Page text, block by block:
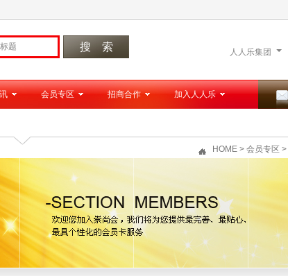
人人乐集团
会员专区 招商合作 加入人人乐
HOME> 会员专区 >